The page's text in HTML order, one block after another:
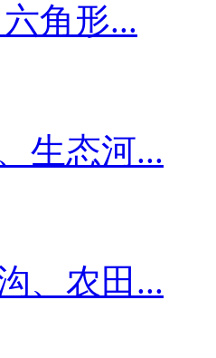
角形...
生态河...
、农田...